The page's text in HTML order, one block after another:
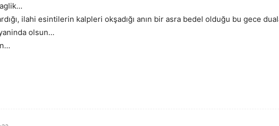
ilahi esintilerin kalpleri okşadığı anın bir asra bedel olduğu bu gece
olsun…